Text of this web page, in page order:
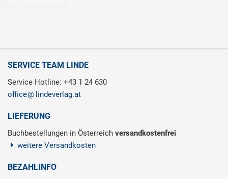
SERVICE TEAM LINDE
Service Hotline: +43 1 24 630
office
lindeverlag.at
LIEFERUNG
Buchbestellungen in Österreich versandkostenfrei
weitere Versandkosten
BEZAHLINFO